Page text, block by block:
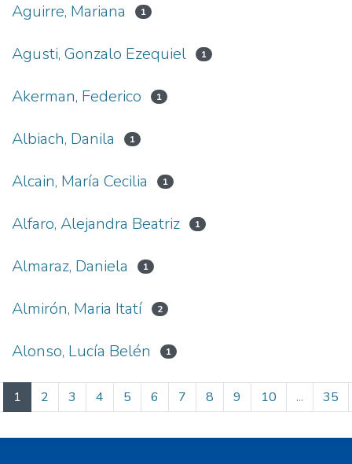
Aguirre, Mariana 1
Agusti, Gonzalo Ezequiel 1
Akerman, Federico 1
Albiach, Danila 1
Alcain, María Cecilia 1
Alfaro, Alejandra Beatriz 1
Almaraz, Daniela 1
Almirón, Maria Itatí 2
Alonso, Lucía Belén 1
1 (current)
2 3 4 5 6 7 8 9 10 ... 35